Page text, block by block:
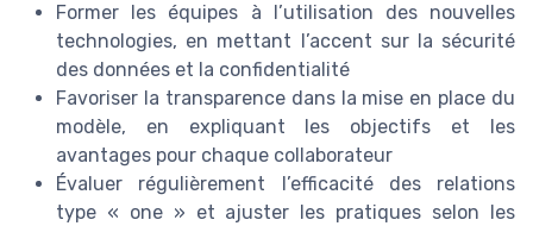
Former les équipes à l’utilisation des nouvelles
technologies, en mettant l’accent sur la sécurité
des données et la confidentialité
Favoriser la transparence dans la mise en place du
modèle, en expliquant les objectifs et les
avantages pour chaque collaborateur
Évaluer régulièrement l’efficacité des relations
type « one » et ajuster les pratiques selon les